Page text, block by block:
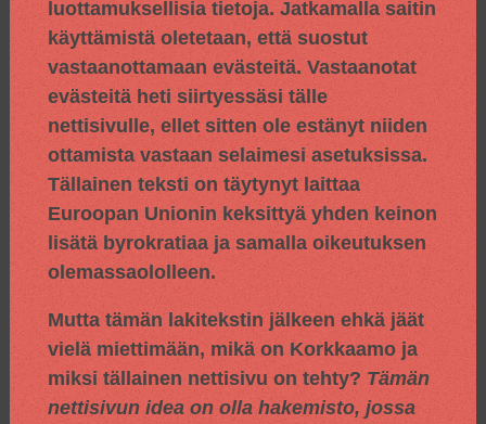
luottamuksellisia tietoja. Jatkamalla saitin
käyttämistä oletetaan, että suostut
vastaanottamaan evästeitä. Vastaanotat
evästeitä heti siirtyessäsi tälle
nettisivulle, ellet sitten ole estänyt niiden
ottamista vastaan selaimesi asetuksissa.
Tällainen teksti on täytynyt laittaa
Euroopan Unionin keksittyä yhden keinon
lisätä byrokratiaa ja samalla oikeutuksen
olemassaololleen.
Mutta tämän lakitekstin jälkeen ehkä jäät
vielä miettimään, mikä on Korkkaamo ja
miksi tällainen nettisivu on tehty? Tämän
nettisivun idea on olla hakemisto, jossa